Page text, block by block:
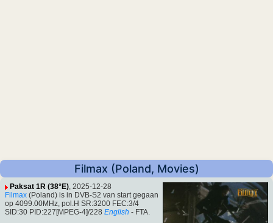
Filmax (Poland, Movies)
Paksat 1R (38°E), 2025-12-28
Filmax (Poland) is in DVB-S2 van start gegaan
op 4099.00MHz, pol.H SR:3200 FEC:3/4
SID:30 PID:227[MPEG-4]/228 English - FTA.